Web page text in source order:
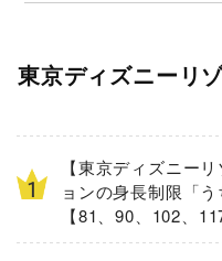
東京ディズニーリ
【東京ディズニー
ョンの身長制限「う
【81、90、102、